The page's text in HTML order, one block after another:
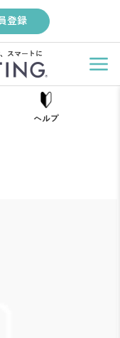
登録
スマートに
ヘルプ